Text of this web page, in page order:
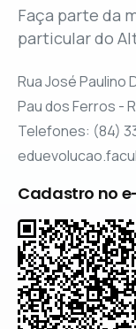
Faça parte da
particular do
Rua José Paulino
Pau dos Ferros -
Telefones: (84)
Cadastro no